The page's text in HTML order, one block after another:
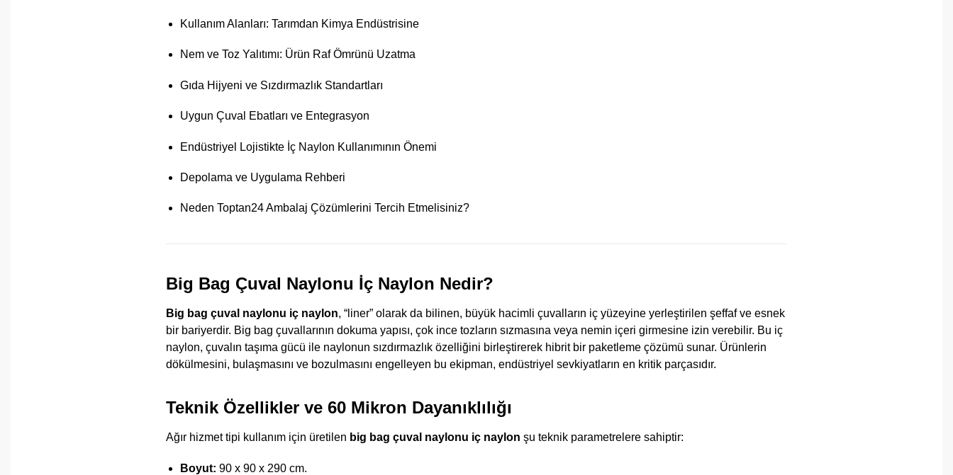
Kullanım Alanları: Tarımdan Kimya Endüstrisine
Nem ve Toz Yalıtımı: Ürün Raf Ömrünü Uzatma
Gıda Hijyeni ve Sızdırmazlık Standartları
Uygun Çuval Ebatları ve Entegrasyon
Endüstriyel Lojistikte İç Naylon Kullanımının Önemi
Depolama ve Uygulama Rehberi
Neden Toptan24 Ambalaj Çözümlerini Tercih Etmelisiniz?
Big Bag Çuval Naylonu İç Naylon Nedir?
Big bag çuval naylonu iç naylon, “liner” olarak da bilinen, büyük hacimli çuvalların iç yüzeyine yerleştirilen şeffaf ve esnek
bir bariyerdir. Big bag çuvallarının dokuma yapısı, çok ince tozların sızmasına veya nemin içeri girmesine izin verebilir. Bu iç
naylon, çuvalın taşıma gücü ile naylonun sızdırmazlık özelliğini birleştirerek hibrit bir paketleme çözümü sunar. Ürünlerin
dökülmesini, bulaşmasını ve bozulmasını engelleyen bu ekipman, endüstriyel sevkiyatların en kritik parçasıdır.
Teknik Özellikler ve 60 Mikron Dayanıklılığı
Ağır hizmet tipi kullanım için üretilen big bag çuval naylonu iç naylon şu teknik parametrelere sahiptir:
Boyut: 90 x 90 x 290 cm.